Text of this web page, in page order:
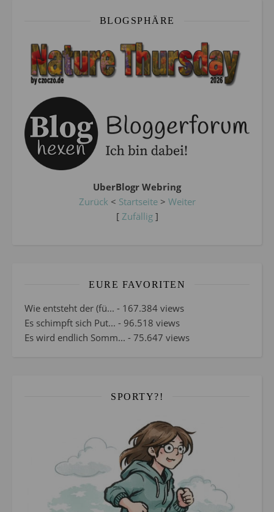
BLOGSPHÄRE
UberBlogr Webring
Zurück < Startseite> Weiter
[ Zufällig]
EURE FAVORITEN
Wie entsteht der (fü... - 167.384 views
Es schimpft sich Put... - 96.518 views
Es wird endlich Somm... - 75.647 views
SPORTY?!